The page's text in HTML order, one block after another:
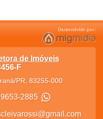
de Imóveis
F
/PR, 83255-000
2885